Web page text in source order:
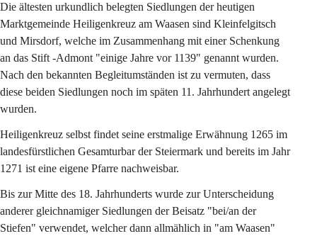
Die ältesten urkundlich belegten Siedlungen der heutigen
Marktgemeinde Heiligenkreuz am Waasen sind Kleinfelgitsch
und Mirsdorf, welche im Zusammenhang mit einer Schenkung
an das Stift -Admont "einige Jahre vor 1139" genannt wurden.
Nach den bekannten Begleitumständen ist zu vermuten, dass
diese beiden Siedlungen noch im späten 11. Jahrhundert angelegt
wurden.
Heiligenkreuz selbst findet seine erstmalige Erwähnung 1265 im
landesfürstlichen Gesamturbar der Steiermark und bereits im Jahr
1271 ist eine eigene Pfarre nachweisbar.
Bis zur Mitte des 18. Jahrhunderts wurde zur Unterscheidung
anderer gleichnamiger Siedlungen der Beisatz "bei/an der
Stiefen" verwendet, welcher dann allmählich in "am Waasen"